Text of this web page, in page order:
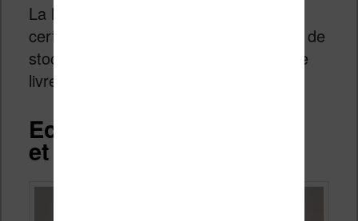
La liseuse est étanche avec une
certification IPX8 et on retrouve 16 Go de
stockage pour emmener des milliers de
livres numériques avec vous.
Ecran couleur HD, tactile
et éclairage